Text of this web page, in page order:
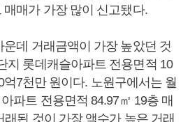
매가 가장 많이 신고됐다.
데 거래금액이 가장 높았던 것
지 롯데캐슬아파트 전용면적 10
억7천만 원이다. 노원구에서는 월
파트 전용면적 84.97㎡ 19층 매
된 것이 가장 액수가 높은 거래